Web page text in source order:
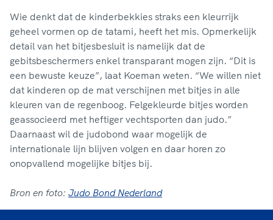
Wie denkt dat de kinderbekkies straks een kleurrijk
geheel vormen op de tatami, heeft het mis. Opmerkelijk
detail van het bitjesbesluit is namelijk dat de
gebitsbeschermers enkel transparant mogen zijn. “Dit is
een bewuste keuze”, laat Koeman weten. “We willen niet
dat kinderen op de mat verschijnen met bitjes in alle
kleuren van de regenboog. Felgekleurde bitjes worden
geassocieerd met heftiger vechtsporten dan judo.”
Daarnaast wil de judobond waar mogelijk de
internationale lijn blijven volgen en daar horen zo
onopvallend mogelijke bitjes bij.
Bron en foto: Judo Bond Nederland